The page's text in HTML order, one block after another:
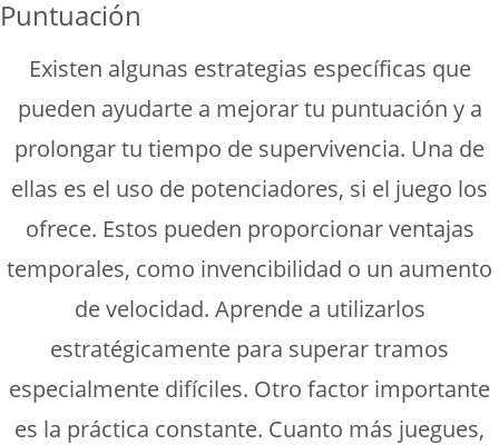
Puntuación
Existen algunas estrategias específicas que
pueden ayudarte a mejorar tu puntuación y a
prolongar tu tiempo de supervivencia. Una de
ellas es el uso de potenciadores, si el juego los
ofrece. Estos pueden proporcionar ventajas
temporales, como invencibilidad o un aumento
de velocidad. Aprende a utilizarlos
estratégicamente para superar tramos
especialmente difíciles. Otro factor importante
es la práctica constante. Cuanto más juegues,